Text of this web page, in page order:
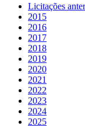
Licitações
2015
2016
2017
2018
2019
2020
2021
2022
2023
2024
2025